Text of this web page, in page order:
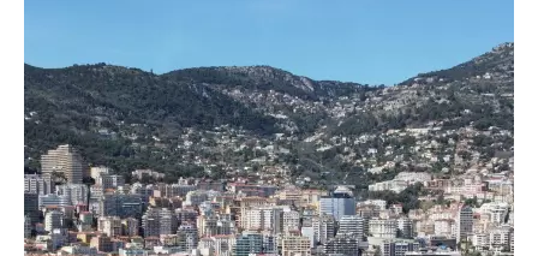
виллы, расположенные на мысе. Буржуазные
апартаменты здесь предлагают просторные
объемы, высокие потолки и современный
ремонт, сочетающий шарм старины с
современным комфортом.
Инвестиции в недвижимость на Скале — это
также возможность наслаждаться